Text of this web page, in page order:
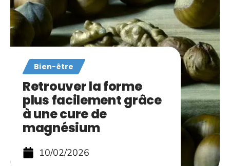
Bien-être
Retrouver la forme
plus facilement grâce
à une cure de
magnésium
10/02/2026